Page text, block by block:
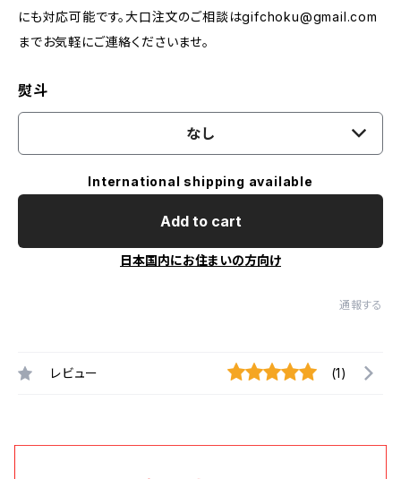
にも対応可能です。大口注文のご相談はgifchoku@gmail.com
までお気軽にご連絡くださいませ。
熨斗
なし
International shipping available
Add to cart
日本国内にお住まいの方向け
通報する
レビュー (1)